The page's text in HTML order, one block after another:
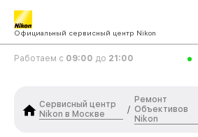
Официальный сервисный центр Nikon
Работаем с 09:00 до 21:00
Сервисный центр
Nikon в Москве
/
Ремонт
Объективов
Nikon